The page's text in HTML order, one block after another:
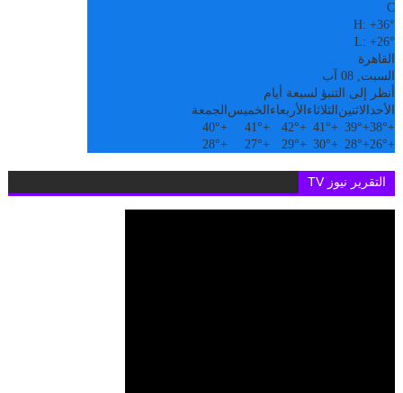
C
H:+36°
L:+26°
القاهرة
السبت, 08 آب
أنظر إلى التنبؤ لسبعة أيام
الأحدالاثنين الثلاثاء الأربعاء الخميس الجمعة
+
38°
+
39°
+
41°
+
42°
+
41°
+
40°
+
26°
+
28°
+
30°
+
29°
+
27°
+
28°
التقرير نيوز TV